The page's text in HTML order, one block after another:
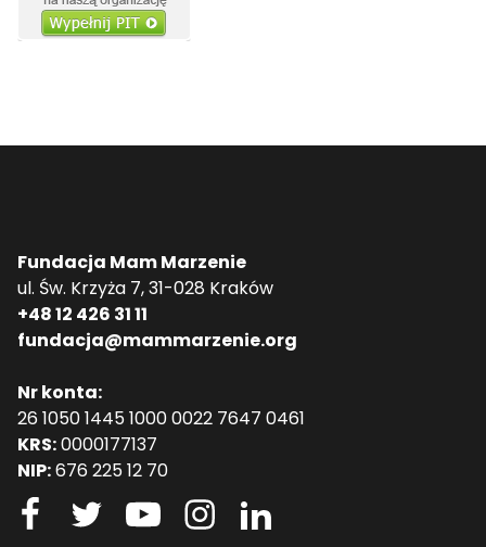
Fundacja Mam Marzenie
ul. Św. Krzyża 7, 31-028 Kraków
+48 12 426 31 11
fundacja@mammarzenie.org
Nr konta:
26 1050 1445 1000 0022 7647 0461
KRS:0000177137
NIP:676 225 12 70